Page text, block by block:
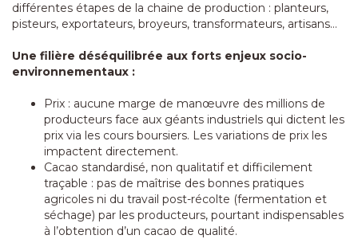
différentes étapes de la chaine de production : planteurs,
pisteurs, exportateurs, broyeurs, transformateurs, artisans…
Une filière déséquilibrée aux forts enjeux socio-
environnementaux :
Prix : aucune marge de manœuvre des millions de
producteurs face aux géants industriels qui dictent les
prix via les cours boursiers. Les variations de prix les
impactent directement.
Cacao standardisé, non qualitatif et difficilement
traçable : pas de maîtrise des bonnes pratiques
agricoles ni du travail post-récolte (fermentation et
séchage) par les producteurs, pourtant indispensables
à l’obtention d’un cacao de qualité.